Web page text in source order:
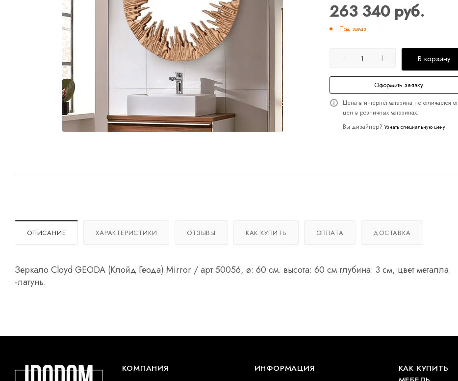
263 340руб.
Под заказ
В корзину
Оформить заявку
Цена в интернет-магазина не отличается от
цен в розничных магазинах.
Вы дизайнер? Узнать специальную цену
ОПИСАНИЕ ХАРАКТЕРИСТИКИ ОТЗЫВЫ КАК КУПИТЬ ОПЛАТА ДОСТАВКА
Зеркало Cloyd GEODA (Клойд Геода) Mirror / арт.50056, ø: 60 см. высота: 60 см глубина: 3 см, цвет металла
-латунь.
КОМПАНИЯ ИНФОРМАЦИЯ
КАК КУПИТЬ